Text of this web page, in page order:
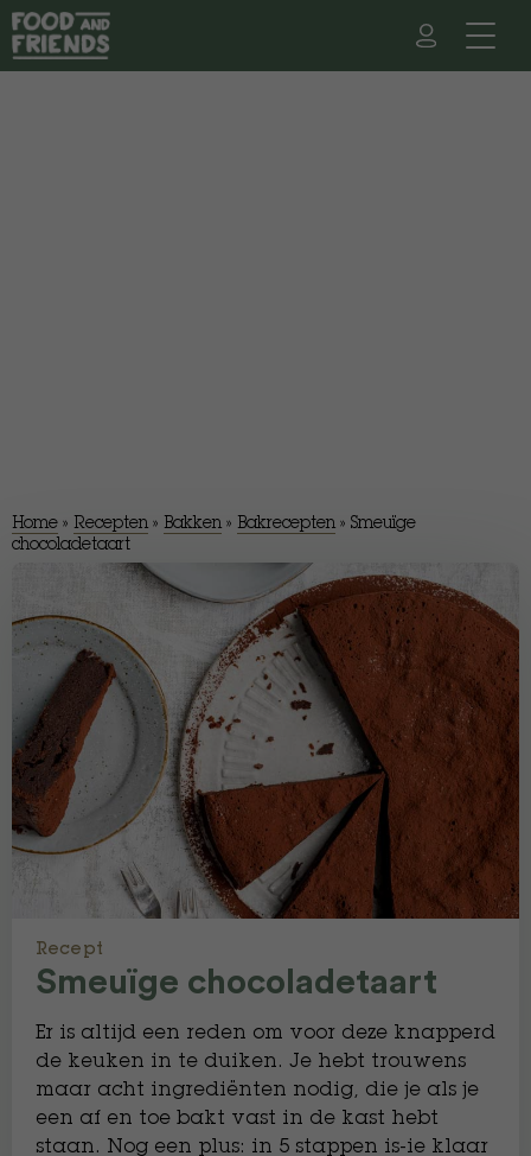
Home » Recepten » Bakken » Bakrecepten » Smeuïge
chocoladetaart
Recept
Smeuïge chocoladetaart
Er is altijd een reden om voor deze knapperd
de keuken in te duiken. Je hebt trouwens
maar acht ingrediënten nodig, die je als je
een af en toe bakt vast in de kast hebt
staan. Nog een plus: in 5 stappen is-ie klaar